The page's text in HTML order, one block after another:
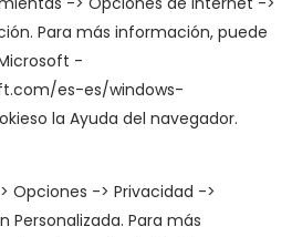
Para más información, puede
-
es-es/windows-
la Ayuda del navegador.
Opciones -> Privacidad ->
Personalizada. Para más